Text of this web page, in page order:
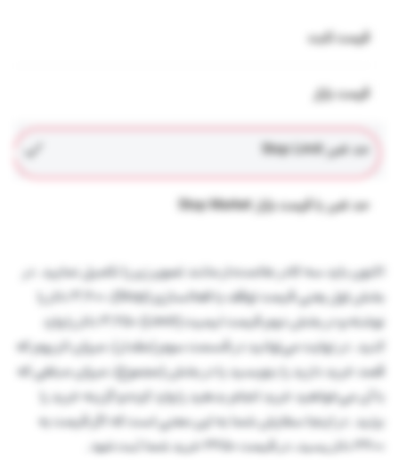
اکنون باید سه کادر علامت‌دار مانند تصویر زیر را تکمیل نمایید. در
بخش اول یعنی قیمت توقف یا فعالسازی (Stop)، 3,200 دلار را
نوشته و در بخش دوم قیمت لیمیت (Limit) 3,250 دلار را وارد
کنید. در نهایت می‌توانید در قسمت سوم (مقدار)، میزان اتریوم که
قصد خرید دارید را بنویسید یا در بخش (مجموع)، میزان مبلغی که
با آن می‌خواهید خرید انجام بدهید را وارد کرده و گزینه خرید را
بزنید. در اینجا سفارش شما به این معنی است که اگر قیمت به
3200 دلار رسید، در قیمت 3250 خرید شما ثبت شود.